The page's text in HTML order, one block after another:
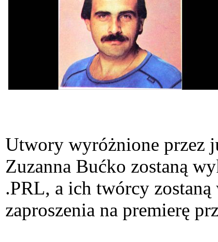
Utwory wyróżnione przez
Zuzanna Bućko zostaną
.PRL, a ich twórcy
zaproszenia na premierę